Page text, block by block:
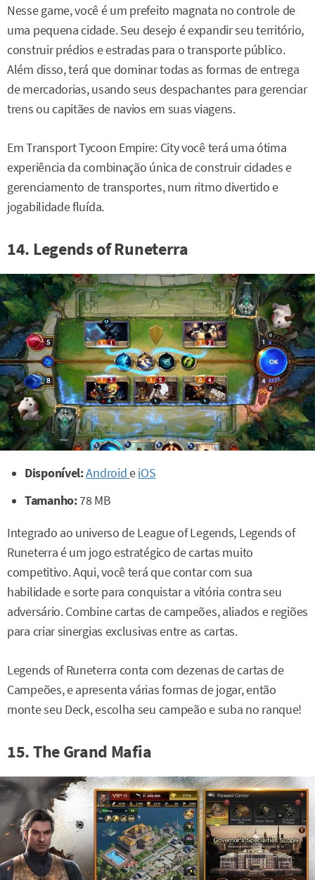
Nesse game, você é um prefeito magnata no controle de
uma pequena cidade. Seu desejo é expandir seu território,
construir prédios e estradas para o transporte público.
Além disso, terá que dominar todas as formas de entrega
de mercadorias, usando seus despachantes para gerenciar
trens ou capitães de navios em suas viagens.
Em Transport Tycoon Empire: City você terá uma ótima
experiência da combinação única de construir cidades e
gerenciamento de transportes, num ritmo divertido e
jogabilidade fluída.
14. Legends of Runeterra
Disponível:AndroideiOS
Tamanho:78 MB
Integrado ao universo de League of Legends, Legends of
Runeterra é um jogo estratégico de cartas muito
competitivo. Aqui, você terá que contar com sua
habilidade e sorte para conquistar a vitória contra seu
adversário. Combine cartas de campeões, aliados e regiões
para criar sinergias exclusivas entre as cartas.
Legends of Runeterra conta com dezenas de cartas de
Campeões, e apresenta várias formas de jogar, então
monte seu Deck, escolha seu campeão e suba no ranque!
15. The Grand Mafia